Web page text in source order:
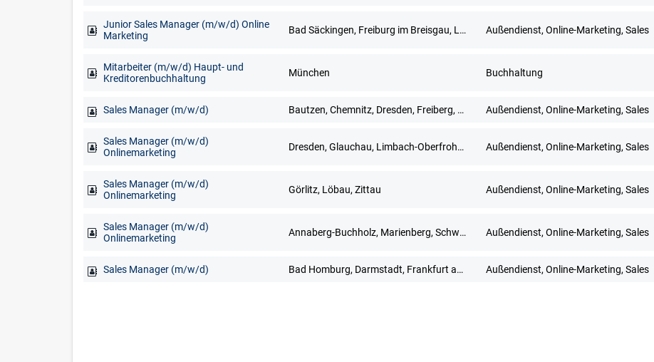
Junior Sales Manager (m/w/d) Online
Marketing
Bad Säckingen, Freiburg im Breisgau, Lörrach, Waldshut-Tiengen Außendienst, Online-Marketing, Sales
Mitarbeiter (m/w/d) Haupt- und
Kreditorenbuchhaltung
München Buchhaltung
Sales Manager (m/w/d) Bautzen, Chemnitz, Dresden, Freiberg, Gera, Görlitz, Meißen, Mittweida, Pirna, Plauen, Zwickau Außendienst, Online-Marketing, Sales
Sales Manager (m/w/d)
Onlinemarketing
Dresden, Glauchau, Limbach-Oberfrohna, Meerane, Plauen, Zwickau Außendienst, Online-Marketing, Sales
Sales Manager (m/w/d)
Onlinemarketing
Görlitz, Löbau, Zittau Außendienst, Online-Marketing, Sales
Sales Manager (m/w/d)
Onlinemarketing
Annaberg-Buchholz, Marienberg, Schwarzenberg/Erzgebirge Außendienst, Online-Marketing, Sales
Sales Manager (m/w/d) Bad Homburg, Darmstadt, Frankfurt am Main, Hanau, Limburg an der Lahn, Mainz, Neu-Isenburg, Offenbach am Main, Rüsselsheim, Wiesbaden Außendienst, Online-Marketing, Sales